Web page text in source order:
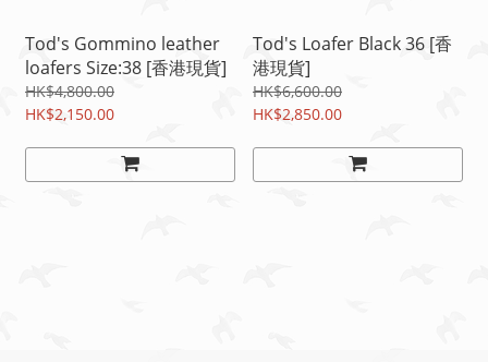
Tod's Gommino leather
loafers Size:38 [香港現貨]
HK$4,800.00
HK$2,150.00
Tod's Loafer Black 36 [香
港現貨]
HK$6,600.00
HK$2,850.00